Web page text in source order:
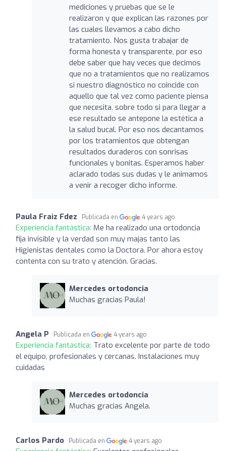
mediciones y pruebas que se le
realizaron y que explican las razones por
las cuales llevamos a cabo dicho
tratamiento. Nos gusta trabajar de
forma honesta y transparente, por eso
debe saber que hay veces que decimos
que no a tratamientos que no realizamos
si nuestro diagnóstico no coincide con
aquello que tal vez como paciente piensa
que necesita, sobre todo si para llegar a
ese resultado se antepone la estética a
la salud bucal. Por eso nos decantamos
por los tratamientos que obtengan
resultados duraderos con sonrisas
funcionales y bonitas. Esperamos haber
aclarado todas sus dudas y le animamos
a venir a recoger dicho informe.
Paula Fraiz Fdez Publicada en 4 years ago
Experiencia fantástica: Me ha realizado una ortodoncia
fija invisible y la verdad son muy majas tanto las
Higienistas dentales como la Doctora. Por ahora estoy
contenta con su trato y atención. Gracias.
Mercedes ortodoncia
Muchas gracias Paula!
Angela P Publicada en 4 years ago
Experiencia fantástica: Trato excelente por parte de todo
el equipo, profesionales y cercanas. Instalaciones muy
cuidadas
Mercedes ortodoncia
Muchas gracias Angela.
Carlos Pardo Publicada en 4 years ago